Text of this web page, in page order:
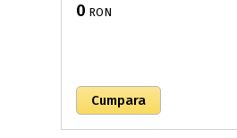
(82x100150)
0 RON